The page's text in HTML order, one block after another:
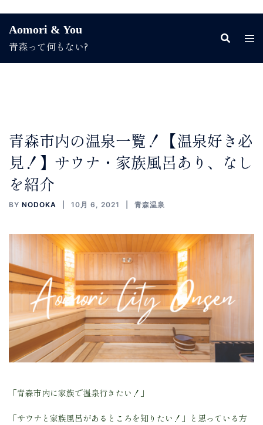
Aomori & You
青森って何もない?
青森市内の温泉一覧！【温泉好き必
見！】サウナ・家族風呂あり、なし
を紹介
BY NODOKA 10月 6, 2021 青森温泉
「青森市内に家族で温泉行きたい！」
「サウナと家族風呂があるところを知りたい！」と思っている方